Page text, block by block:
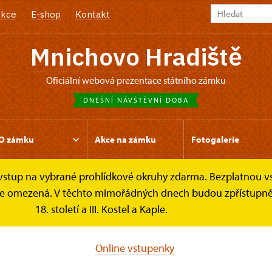
E-shop Kontakt
Mnichovo Hradiště
oficiální webová prezentace státního zámku
DNEŠNÍ NÁVŠTĚVNÍ DOBA
zámku Akce na zámku Fotogalerie
na vybrané prohlídkové okruhy zdarma. Bezplatnou
V těchto mimořádných dnech budou
18. století a III. Kostel a Kaple.
poukazy
Online vstupenky